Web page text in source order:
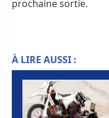
prochaine sortie.
À LIRE AUSSI :